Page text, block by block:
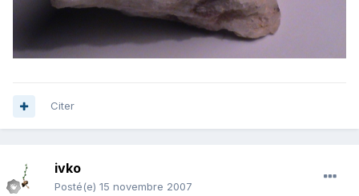
Citer
ivko
Posté(e) 15 novembre 2007